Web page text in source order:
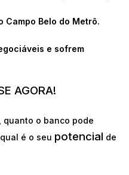
Campo Belo do Metrô.
e sofrem
AGORA!
quanto o banco pode
é o seu potencial de